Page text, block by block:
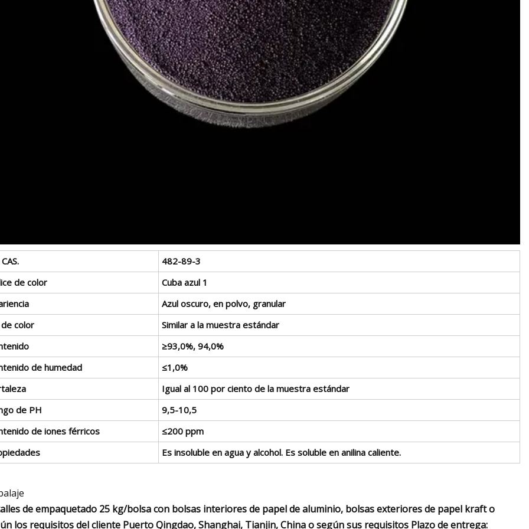
482-89-3
de color
Cuba azul 1
Azul oscuro, en polvo, granular
color
Similar a la muestra estándar
≥93,0%, 94,0%
de humedad
≤1,0%
Igual al 100 por ciento de la muestra estándar
de PH
9,5-10,5
de iones férricos
≤200 ppm
Es insoluble en agua y alcohol. Es soluble en anilina caliente.
de empaquetado 25 kg/bolsa con bolsas interiores de papel de aluminio, bolsas exteriores de papel kraft o
los requisitos del cliente Puerto Qingdao, Shanghai, Tianjin, China o según sus requisitos Plazo de entrega: